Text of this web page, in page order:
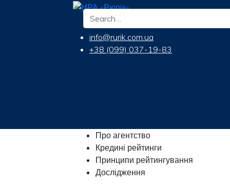
info@rurik.com.ua
+38 (099) 037-19-83
Про агентство
Кредині рейтинги
Принципи рейтингування
Дослідження